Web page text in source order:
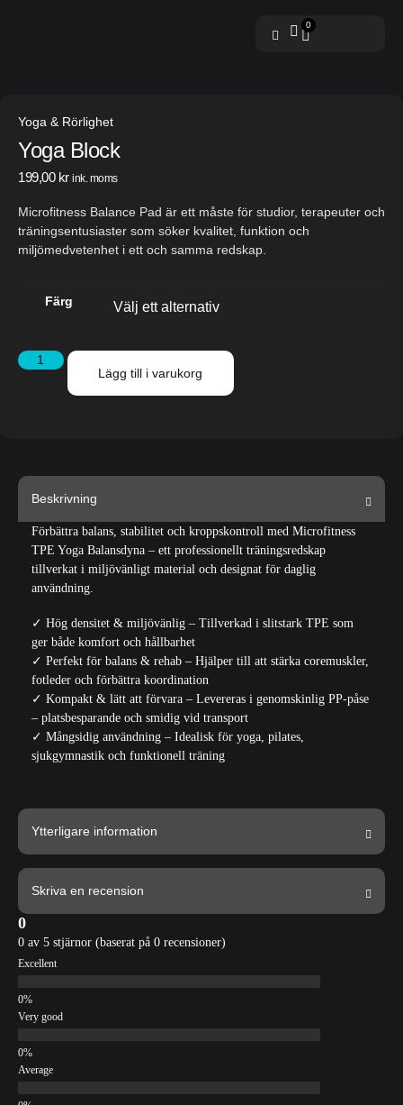
0
Beskrivning
Förbättra balans, stabilitet och kroppskontroll med Microfitness
TPE Yoga Balansdyna – ett professionellt träningsredskap
tillverkat i miljövänligt material och designat för daglig
användning.
✓ Hög densitet & miljövänlig – Tillverkad i slitstark TPE som
ger både komfort och hållbarhet
✓ Perfekt för balans & rehab – Hjälper till att stärka coremuskler,
fotleder och förbättra koordination
✓ Kompakt & lätt att förvara – Levereras i genomskinlig PP-påse
– platsbesparande och smidig vid transport
✓ Mångsidig användning – Idealisk för yoga, pilates,
sjukgymnastik och funktionell träning
Ytterligare information
Skriva en recension
0
0 av 5 stjärnor (baserat på 0 recensioner)
Excellent
Very good
Average
Yoga & Rörlighet
Yoga Block
199,00 kr ink. moms
Microfitness Balance Pad är ett måste för studior, terapeuter och
träningsentusiaster som söker kvalitet, funktion och
miljömedvetenhet i ett och samma redskap.
Färg
Lägg till i varukorg